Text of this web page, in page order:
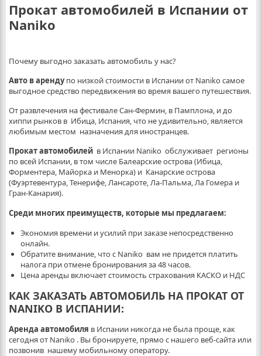
Прокат автомобилей в Испании от
Naniko
Почему выгодно заказать автомобиль у нас?
Авто в арендупо низкой стоимости в Испании от Naniko самое
выгодное средство передвижения во время вашего путешествия.
От развлечения на фестивале Сан-Фермин, в Памплона, и до
хиппи рынков в Ибица, Испания, что не удивительно, является
любимым местом назначения для иностранцев.
Прокат автомобилейв Испании Naniko обслуживает регионы
по всей Испании, в том числе Балеарские острова (Ибица,
Форментера, Майорка и Менорка) и Канарские острова
(Фуэртевентура, Тенерифе, Лансароте, Ла-Пальма, Ла Гомера и
Гран-Канария).
Среди многих преимуществ, которые мы предлагаем:
Экономия времени и усилий при заказе непосредственно
онлайн.
Обратите внимание, что с Naniko вам не придется платить
налога при отмене бронирования за 48 часов.
Цена аренды включает стоимость страхования КАСКО и НДС
КАК ЗАКАЗАТЬ АВТОМОБИЛЬ НА ПРОКАТ ОТ
NANIKO В ИСПАНИИ:
Аренда автомобиля в Испании никогда не была проще, как
сегодня от Naniko . Вы бронируете, прямо с нашего веб-сайта или
позвонив нашему мобильному оператору.